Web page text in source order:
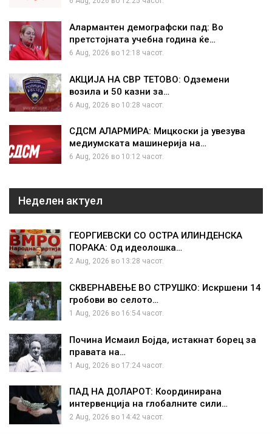
Алармантен демографски пад: Во
претстојната учебна година ќе…
6 Aug, 2026 во 12:18 часот.
АКЦИЈА НА СВР ТЕТОВО: Одземени
возила и 50 казни за…
6 Aug, 2026 во 10:28 часот.
СДСМ АЛАРМИРА: Мицкоски ја увезува
медиумската машинерија на…
6 Aug, 2026 во 10:12 часот.
Неделен актуел
ГЕОРГИЕВСКИ СО ОСТРА ИЛИНДЕНСКА
ПОРАКА: Од идеолошка…
2 Aug, 2026 во 13:28 часот.
СКВЕРНАВЕЊЕ ВО СТРУШКО: Искршени 14
гробови во селото…
1 Aug, 2026 во 16:54 часот.
Почина Исмаил Бојда, истакнат борец за
правата на…
1 Aug, 2026 во 17:24 часот.
ПАД НА ДОЛАРОТ: Координирана
интервенција на глобалните сили…
2 Aug, 2026 во 14:42 часот.